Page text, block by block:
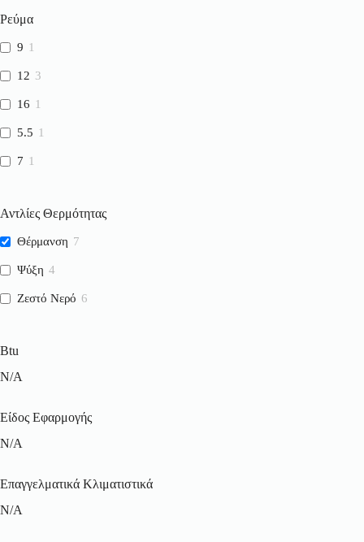
Ρεύμα
9 1
12 3
16 1
5.5 1
7 1
Αντλίες Θερμότητας
Θέρμανση 7
Ψύξη 4
Ζεστό Νερό 6
Btu
N/A
Είδος Εφαρμογής
N/A
Επαγγελματικά Κλιματιστικά
N/A